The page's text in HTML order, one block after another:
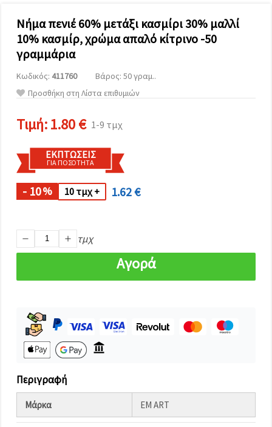
τη βοήθεια
συνεργατών
μας για
αναλύσεις
μάρκετινγκ.
Μπορείτε
χρησιμοποιήσετε
cookies
κάνοντας
κλικ στον
καθορίστε
επιλέγοντας
κουμπί
Αποθήκευση.
Αποδέχομαι
Ρυθμίσεις
Νήμα πενιέ 60% μετάξι κασμίρι 30% μαλλί
10% κασμίρ, χρώμα απαλό κίτρινο -50
γραμμάρια
Κωδικός: 411760
Βάρος: 50 γραμ..
Προσθήκη στη Λίστα επιθυμιών
Τιμή:1.80 € 1-9 τμχ
ΕΚΠΤΏΣΕΙΣ
ΓΙΑ ΠΟΣΌΤΗΤΑ
- 10% 10 τμχ + 1.62 €
τμχ
Αγορά
Περιγραφή
Μάρκα EM ART